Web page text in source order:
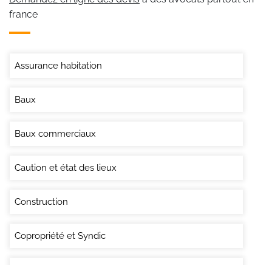
france
Assurance habitation
Baux
Baux commerciaux
Caution et état des lieux
Construction
Copropriété et Syndic